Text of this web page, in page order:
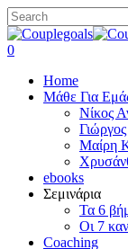
Skip
to
main
Close
Search
search
0
Home
Μάθε Για
Νίκος
Μαίρη
ebooks
Σεμινάρια
Τα 6
Οι 7
Coaching